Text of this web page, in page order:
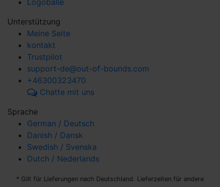
Logobälle
Unterstützung
Meine Seite
kontakt
Trustpilot
support-de@out-of-bounds.com
+46300323470
Chatte mit uns
Sprache
German / Deutsch
Danish / Dansk
Swedish / Svenska
Dutch / Nederlands
* Gilt für Lieferungen nach Deutschland. Lieferzeiten für andere